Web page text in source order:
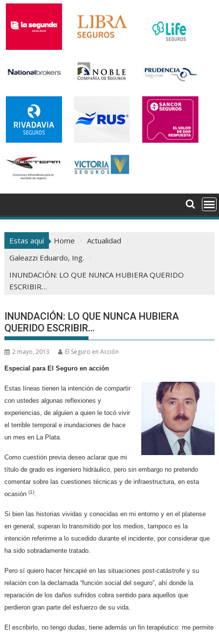
Estas aquí Home
Actualidad
Galeazzi Eduardo, Ing.
INUNDACIÓN: LO QUE NUNCA HUBIERA QUERIDO
ESCRIBIR…
INUNDACIÓN: LO QUE NUNCA HUBIERA
QUERIDO ESCRIBIR…
2 mayo, 2013 El Seguro en Acción
Especial para El Seguro en acción
Estas líneas tienen la intención de compartir
con ustedes algunas reflexiones y
experiencias, de alguien a quien le tocó vivir
el terrible temporal e inundaciones de hace
un mes en La Plata.
Como cuestión previa deseo aclarar que mi
título de grado es ingeniero hidráulico, pero sin embargo no pretendo
comentar sobre las cuestiones técnicas y de infraestructura, en esta
ocasión(1).
Si bien las historias vividas y conocidas en mi entorno y en el platense
en general, superan lo transmitido por los medios, tampoco es la
intención referirme a lo sucedido durante el incidente, por considerar que
ha sido sobradamente tratado.
Pero sí quiero hacer hincapié en las situaciones post-catástrofe y su
relación con la declamada “función social del seguro”, ahí donde la
reparación de los daños sufridos cobra sentido para aquellos que
perdieron gran parte del esfuerzo de su vida.
El escribirlo, no tengo dudas, tiene además un fin terapéutico: me permite